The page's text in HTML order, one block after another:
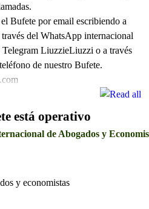
Bufete por email escribiendo a
del WhatsApp internacional
LiuzzieLiuzzi o a través
de nuestro Bufete.
está operativo
de Abogados y
y economistas